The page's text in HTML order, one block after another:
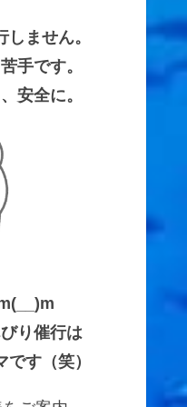
ません。
手です。
安全に。
り催行は
す（笑）